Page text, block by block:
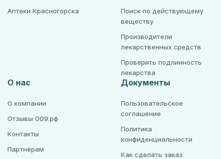
Аптеки Красногорска
Поиск по действующему
веществу
Производители
лекарственных средств
Проверить подлинность
лекарства
О нас
О компании
Отзывы 009.рф
Контакты
Партнёрам
Документы
Пользовательское
соглашение
Политика
конфиденциальности
Как сделать заказ